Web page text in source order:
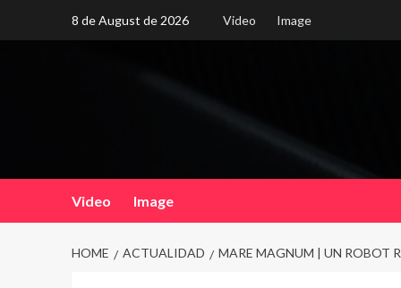
8 de August de 2026 Video Image
Video Image
HOME ACTUALIDAD MARE MAGNUM | UN ROBOT